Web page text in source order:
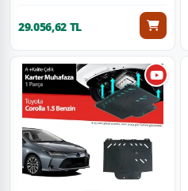
29.056,62 TL